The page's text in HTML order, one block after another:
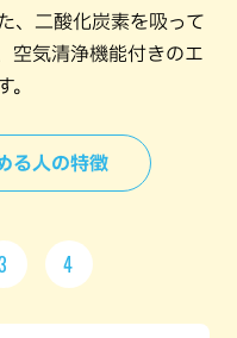
、二酸化炭素を吸って
空気清浄機能付きのエ
。
る人の特徴
4